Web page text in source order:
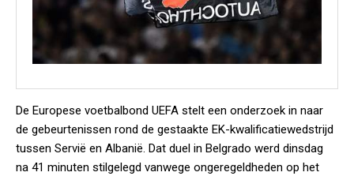
De Europese voetbalbond UEFA stelt een onderzoek in naar
de gebeurtenissen rond de gestaakte EK-kwalificatiewedstrijd
tussen Servië en Albanië. Dat duel in Belgrado werd dinsdag
na 41 minuten stilgelegd vanwege ongeregeldheden op het